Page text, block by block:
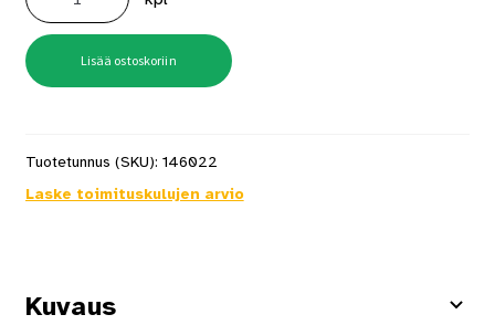
määrä
Lisää ostoskoriin
Tuotetunnus (SKU): 146022
Laske toimituskulujen arvio
Kuvaus